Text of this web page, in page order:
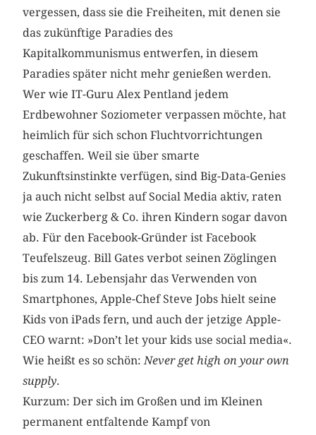
vergessen, dass sie die Freiheiten, mit denen sie
das zukünftige Paradies des
Kapitalkommunismus entwerfen, in diesem
Paradies später nicht mehr genießen werden.
Wer wie IT-Guru Alex Pentland jedem
Erdbewohner Soziometer verpassen möchte, hat
heimlich für sich schon Fluchtvorrichtungen
geschaffen. Weil sie über smarte
Zukunftsinstinkte verfügen, sind Big-Data-Genies
ja auch nicht selbst auf Social Media aktiv, raten
wie Zuckerberg & Co. ihren Kindern sogar davon
ab. Für den Facebook-Gründer ist Facebook
Teufelszeug. Bill Gates verbot seinen Zöglingen
bis zum 14. Lebensjahr das Verwenden von
Smartphones, Apple-Chef Steve Jobs hielt seine
Kids von iPads fern, und auch der jetzige Apple-
CEO warnt: »Don’t let your kids use social media«.
Wie heißt es so schön:Never get high on your own
supply.
Kurzum: Der sich im Großen und im Kleinen
permanent entfaltende Kampf von